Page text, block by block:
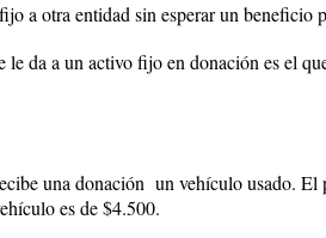
a otra entidad sin esperar un beneficio
le da a un activo fijo en donación es el
una donación un vehículo usado.
es de $4.500.